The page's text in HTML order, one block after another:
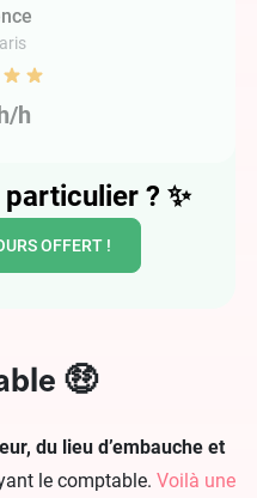
h
particulier ? ✨
OFFERT !
🤑
du lieu d’embauche et
le comptable. Voilà une